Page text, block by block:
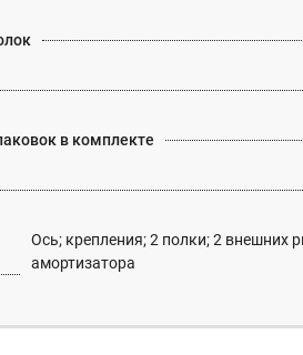
в комплекте
Ось; крепления; 2 полки; 2 внешних
амортизатора